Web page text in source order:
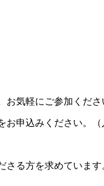
気軽にご参加くださ
申込みください。
る方を求めています